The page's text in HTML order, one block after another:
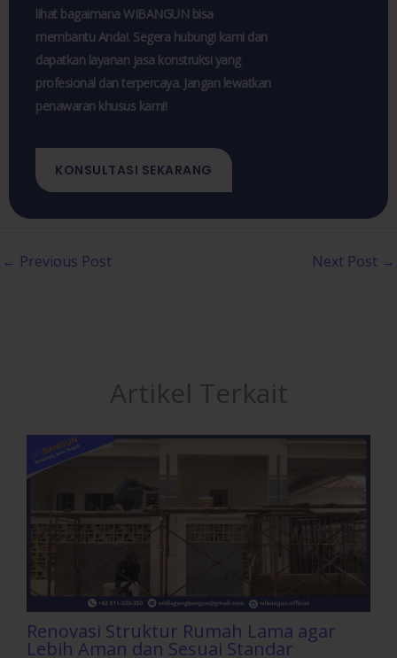
lihat bagaimana WIBANGUN bisa
membantu Anda!. Segera hubungi kami dan
dapatkan layanan jasa konstruksi yang
profesional dan terpercaya. Jangan lewatkan
penawaran khusus kami!
KONSULTASI SEKARANG
← Previous Post Next Post →
Artikel Terkait
Renovasi Struktur Rumah Lama agar
Lebih Aman dan Sesuai Standar